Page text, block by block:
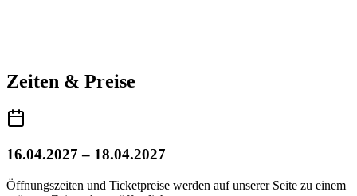
Zeiten & Preise
16.04.2027 – 18.04.2027
Öffnungszeiten und Ticketpreise werden auf unserer Seite zu einem